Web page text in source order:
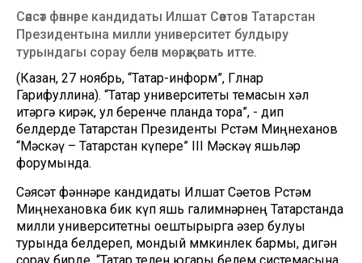
Сәясәт фәннәре кандидаты Илшат Сәетов Татарстан
Президентына милли университет булдыру
турындагы сорау белән мөрәҗәгать итте.
(Казан, 27 ноябрь, “Татар-информ”, Гөлнар
Гарифуллина). “Татар университеты темасын хәл
итәргә кирәк, ул беренче планда тора”, - дип
белдерде Татарстан Президенты Рөстәм Миңнеханов
“Мәскәү – Татарстан күпере” III Мәскәү яшьләр
форумында.
Сәясәт фәннәре кандидаты Илшат Сәетов Рөстәм
Миңнехановка бик күп яшь галимнәрнең Татарстанда
милли университетны оештырырга әзер булуы
турында белдереп, мондый мөмкинлек бармы, дигән